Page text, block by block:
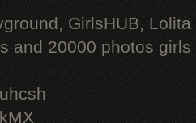
GirlsHUB, Lolita
and 20000 photos